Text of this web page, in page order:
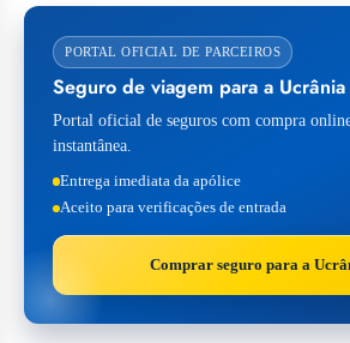
PORTAL OFICIAL DE PARCEIROS
Seguro de viagem para a Ucrânia
Portal oficial de seguros com compra
instantânea.
Entrega imediata da apólice
Aceito para verificações de entrada
Comprar seguro para a